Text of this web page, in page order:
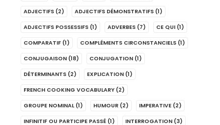
ADJECTIFS (2) ADJECTIFS DÉMONSTRATIFS (1)
ADJECTIFS POSSESSIFS (1) ADVERBES (7) CE QUI (1)
COMPARATIF (1) COMPLÉMENTS CIRCONSTANCIELS (1)
CONJUGAISON (18) CONJUGATION (1)
DÉTERMINANTS (2) EXPLICATION (1)
FRENCH COOKING VOCABULARY (2)
GROUPE NOMINAL (1) HUMOUR (2) IMPERATIVE (2)
INFINITIF OU PARTICIPE PASSÉ (1) INTERROGATION (3)